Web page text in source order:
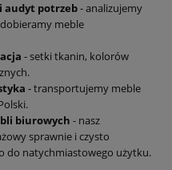
audyt potrzeb- analizujemy
meble
- setki tkanin, kolorów
- transportujemy meble
biurowych - nasz
sprawnie i czysto
do natychmiastowego użytku.